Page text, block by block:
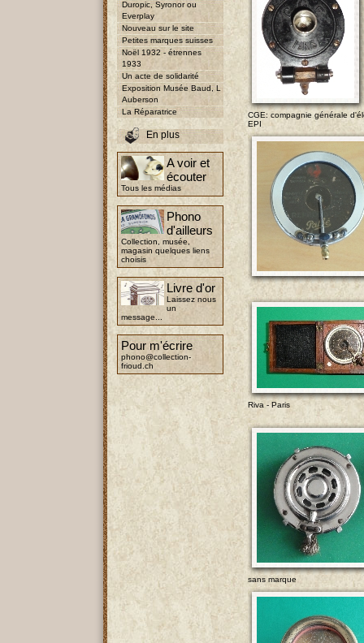
Duropic, Syronor ou
Everplay
Nouveau sur le site
Petites marques suisses
Noël 1932 - étrennes
1933
Un acte de solidarité
Exposition Musée Baud, L
Auberson
La Réparatrice
En plus
A voir et
écouter
Tous les médias
Phono
d'ailleurs
Collection, musée,
magasin quelques liens
choisis
Livre d'or
Laissez nous
un
message...
Pour m'écrire
phono@collection-
frioud.ch
CGE: compagnie générale
EPI
Riva - Paris
sans marque